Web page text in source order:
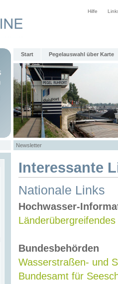
Hilfe
Start Pegelauswahl über Karte
Newsletter
Interessante
Nationale Links
Hochwasser-
Bundesbehörden
Wasserstraßen- und
Bundesamt für